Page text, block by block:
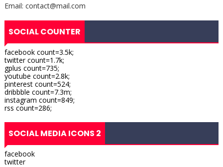
Email: contact@mail.com
SOCIAL COUNTER
facebook count=3.5k;
twitter count=1.7k;
gplus count=735;
youtube count=2.8k;
pinterest count=524;
dribbble count=7.3m;
instagram count=849;
rss count=286;
SOCIAL MEDIA ICONS 2
facebook
twitter